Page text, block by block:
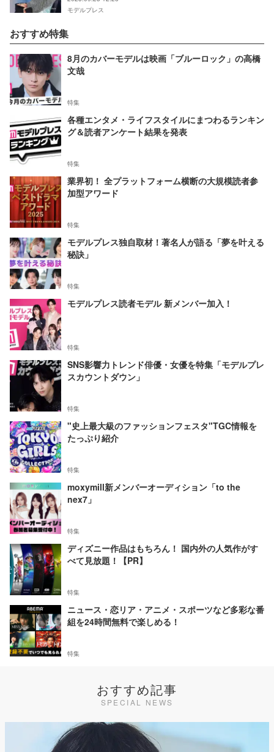
モデルプレス
おすすめ特集
8月のカバーモデルは映画「ブルーロック」の高橋
文哉
特集
各種エンタメ・ライフスタイルにまつわるランキン
グ＆読者アンケート結果を発表
特集
業界初！ 全プラットフォーム横断の大規模読者参
加型アワード
特集
モデルプレス独自取材！著名人が語る「夢を叶える
秘訣」
特集
モデルプレス読者モデル 新メンバー加入！
特集
SNS影響力トレンド俳優・女優を特集「モデルプレ
スカウントダウン」
特集
"史上最大級のファッションフェスタ"TGC情報を
たっぷり紹介
特集
moxymill新メンバーオーディション「to the
nex7」
特集
ディズニー作品はもちろん！ 国内外の人気作がす
べて見放題！【PR】
特集
ニュース・恋リア・アニメ・スポーツなど多彩な番
組を24時間無料で楽しめる！
特集
おすすめ記事
SPECIAL NEWS